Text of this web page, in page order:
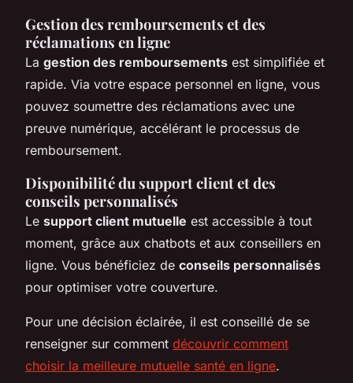
Gestion des remboursements et des
réclamations en ligne
La gestion des remboursements est simplifiée et
rapide. Via votre espace personnel en ligne, vous
pouvez soumettre des réclamations avec une
preuve numérique, accélérant le processus de
remboursement.
Disponibilité du support client et des
conseils personnalisés
Le support client mutuelle est accessible à tout
moment, grâce aux chatbots et aux conseillers en
ligne. Vous bénéficiez de conseils personnalisés
pour optimiser votre couverture.
Pour une décision éclairée, il est conseillé de se
renseigner sur comment découvrir comment
choisir la meilleure mutuelle santé en ligne.